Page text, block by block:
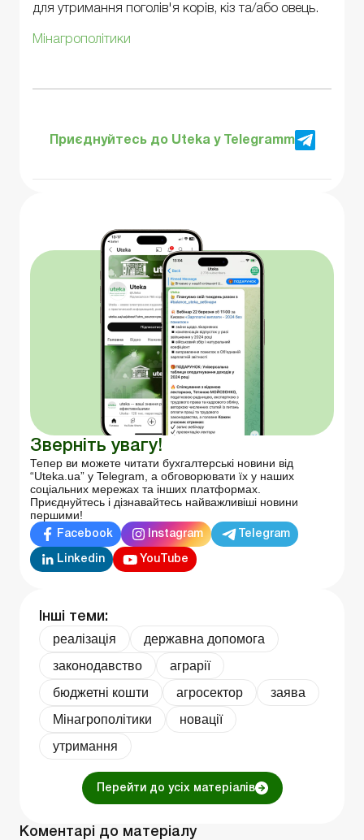
для утримання поголів'я корів, кіз та/або овець.
Мінагрополітики
Приєднуйтесь до Uteka у Telegramm
Зверніть увагу!
Тепер ви можете читати бухгалтерські новини від
“Uteka.ua” у Telegram, а обговорювати їх у наших
соціальних мережах та інших платформах.
Приєднуйтесь і дізнавайтесь найважливіші новини
першими!
Facebook Instagram Telegram
Linkedin YouTube
Інші теми:
реалізація
державна допомога
законодавство
аграрії
бюджетні кошти
агросектор
заява
Мінагрополітики
новації
утримання
Перейти до усіх матеріалів
Коментарі до матеріалу